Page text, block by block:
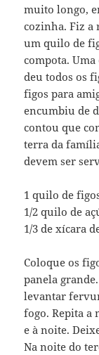
muito longo,
cozinha. Fiz a
um quilo de
compota.
deu todos os
figos para
encumbiu de
contou que
terra da
devem ser
1 quilo de
1/2 quilo de
1/3 de xícara
Coloque os
panela
levantar
fogo. Repita a
e à noite.
Na noite do